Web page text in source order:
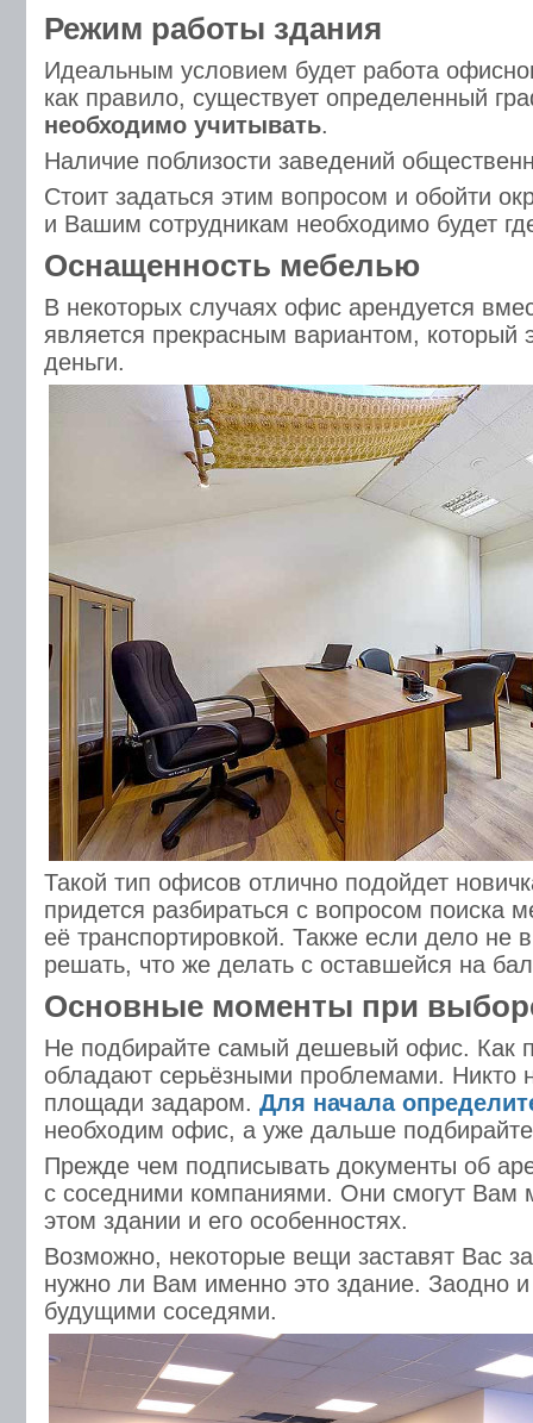
Режим работы здания
Идеальным условием будет работа
как правило, существует определенный
необходимо учитывать.
Наличие поблизости заведений
Стоит задаться этим вопросом и обойти
и Вашим сотрудникам необходимо будет
Оснащенность мебелью
В некоторых случаях офис арендуется
является прекрасным вариантом, который
деньги.
Такой тип офисов отлично подойдет
придется разбираться с вопросом поиска
её транспортировкой. Также если дело не
решать, что же делать с оставшейся на
Основные моменты при
Не подбирайте самый дешевый офис. Как
обладают серьёзными проблемами. Никто
площади задаром. Для начала
необходим офис, а уже дальше
Прежде чем подписывать документы об
с соседними компаниями. Они смогут Вам
этом здании и его особенностях.
Возможно, некоторые вещи заставят Вас
нужно ли Вам именно это здание. Заодно и
будущими соседями.